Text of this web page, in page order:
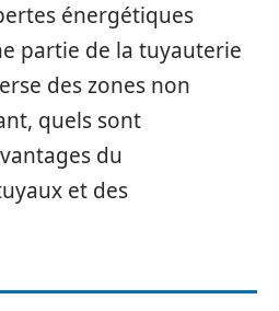
énergétiques
partie de la tuyauterie
des zones non
quels sont
du
et des